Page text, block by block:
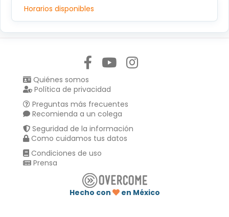
Horarios disponibles
Quiénes somos
Política de privacidad
Preguntas más frecuentes
Recomienda a un colega
Seguridad de la información
Como cuidamos tus datos
Condiciones de uso
Prensa
Hecho con
en México